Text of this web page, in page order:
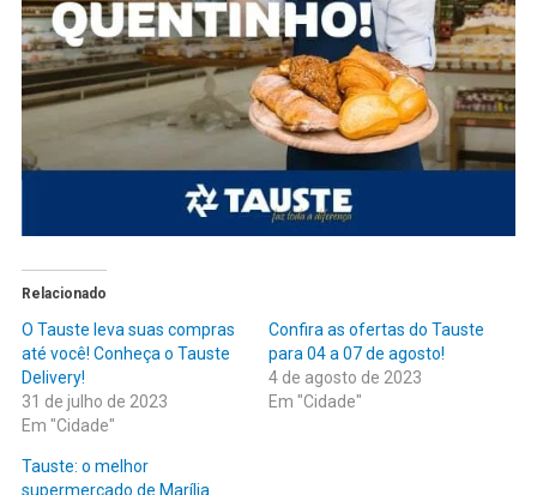
Relacionado
O Tauste leva suas compras
até você! Conheça o Tauste
Delivery!
31 de julho de 2023
Em "Cidade"
Confira as ofertas do Tauste
para 04 a 07 de agosto!
4 de agosto de 2023
Em "Cidade"
Tauste: o melhor
supermercado de Marília